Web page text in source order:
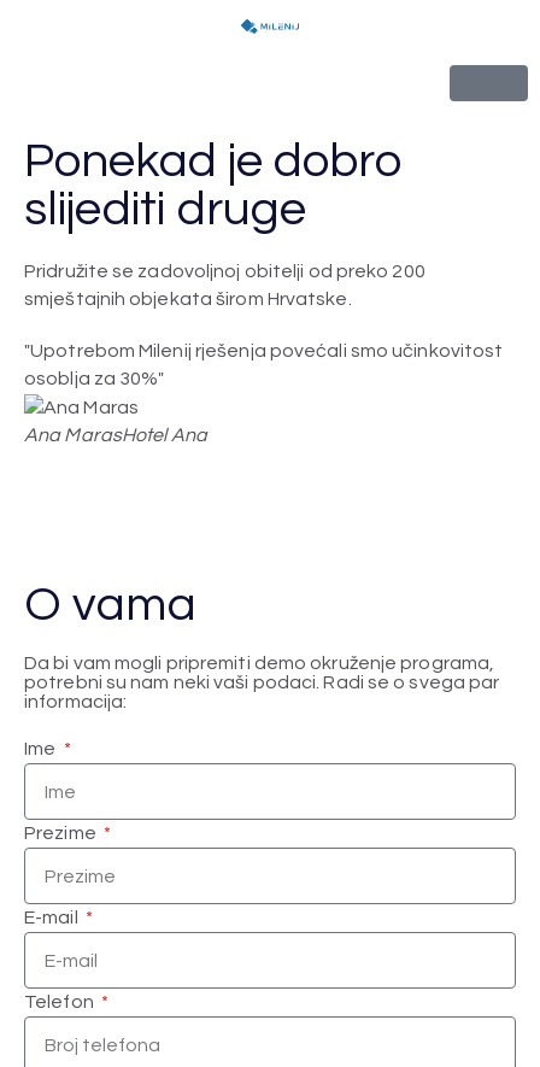
Ponekad je dobro
slijediti druge
Pridružite se zadovoljnoj obitelji od preko 200
smještajnih objekata širom Hrvatske.
"Upotrebom Milenij rješenja povećali smo učinkovitost
osoblja za 30%"
Ana MarasHotel Ana
O vama
Da bi vam mogli pripremiti demo okruženje programa,
potrebni su nam neki vaši podaci. Radi se o svega par
informacija:
Ime
Prezime
E-mail
Telefon